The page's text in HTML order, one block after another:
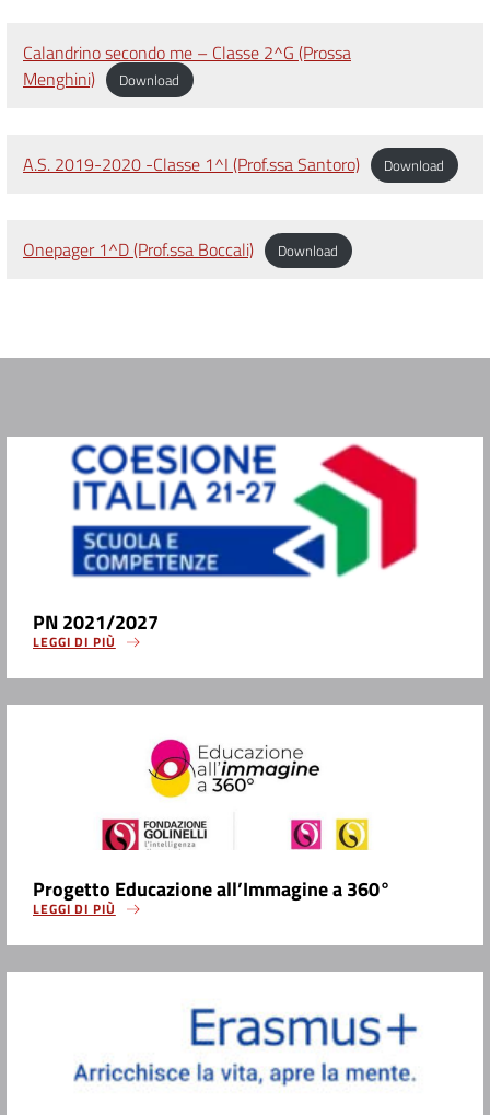
Calandrino secondo me – Classe 2^G (Prossa
Menghini)
Download
A.S. 2019-2020 -Classe 1^I (Prof.ssa Santoro) Download
Onepager 1^D (Prof.ssa Boccali) Download
PN 2021/2027
LEGGI DI PIÙ
Progetto Educazione all’Immagine a 360°
LEGGI DI PIÙ